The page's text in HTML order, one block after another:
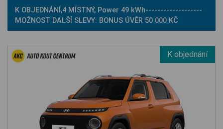
K OBJEDNÁNÍ,4 MÍSTNÝ, Power 49 kWh-------------------
MOŽNOST DALŠÍ SLEVY: BONUS ÚVĚR 50 000 KČ
K objednání